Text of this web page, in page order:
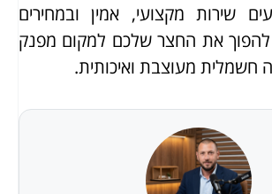
שירות מקצועי, אמין ובמחירים
להפוך את החצר שלכם למקום מפנק
חשמלית מעוצבת ואיכותית.